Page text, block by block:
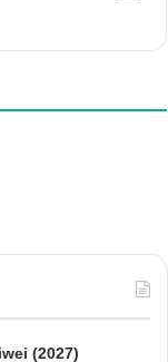
(2027)